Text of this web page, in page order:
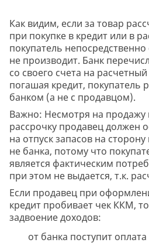
Как видим, если за товар
при покупке в кредит или в
покупатель
не производит. Банк
со своего счета на
погашая кредит, покупатель
банком (а не с продавцом).
Важно: Несмотря на продажу
рассрочку продавец должен
на отпуск запасов на
не банка, потому что
является фактическим
при этом не выдается, т.к.
Если продавец при
кредит пробивает чек ККМ,
задвоение доходов:
от банка поступит